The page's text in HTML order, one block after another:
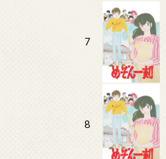
7
8